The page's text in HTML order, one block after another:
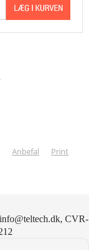
Anbefal Print
CVR-